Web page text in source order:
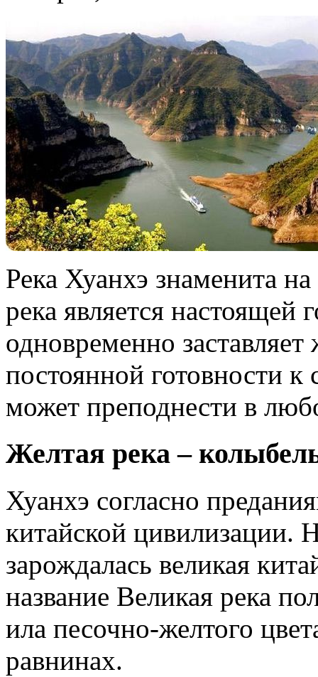
Река Хуанхэ знаменита
река является настоящей
одновременно
постоянной готовности
может преподнести в
Желтая река –
Хуанхэ согласно
китайской цивилизации.
зарождалась великая
название Великая река
ила песочно-желтого
равнинах.